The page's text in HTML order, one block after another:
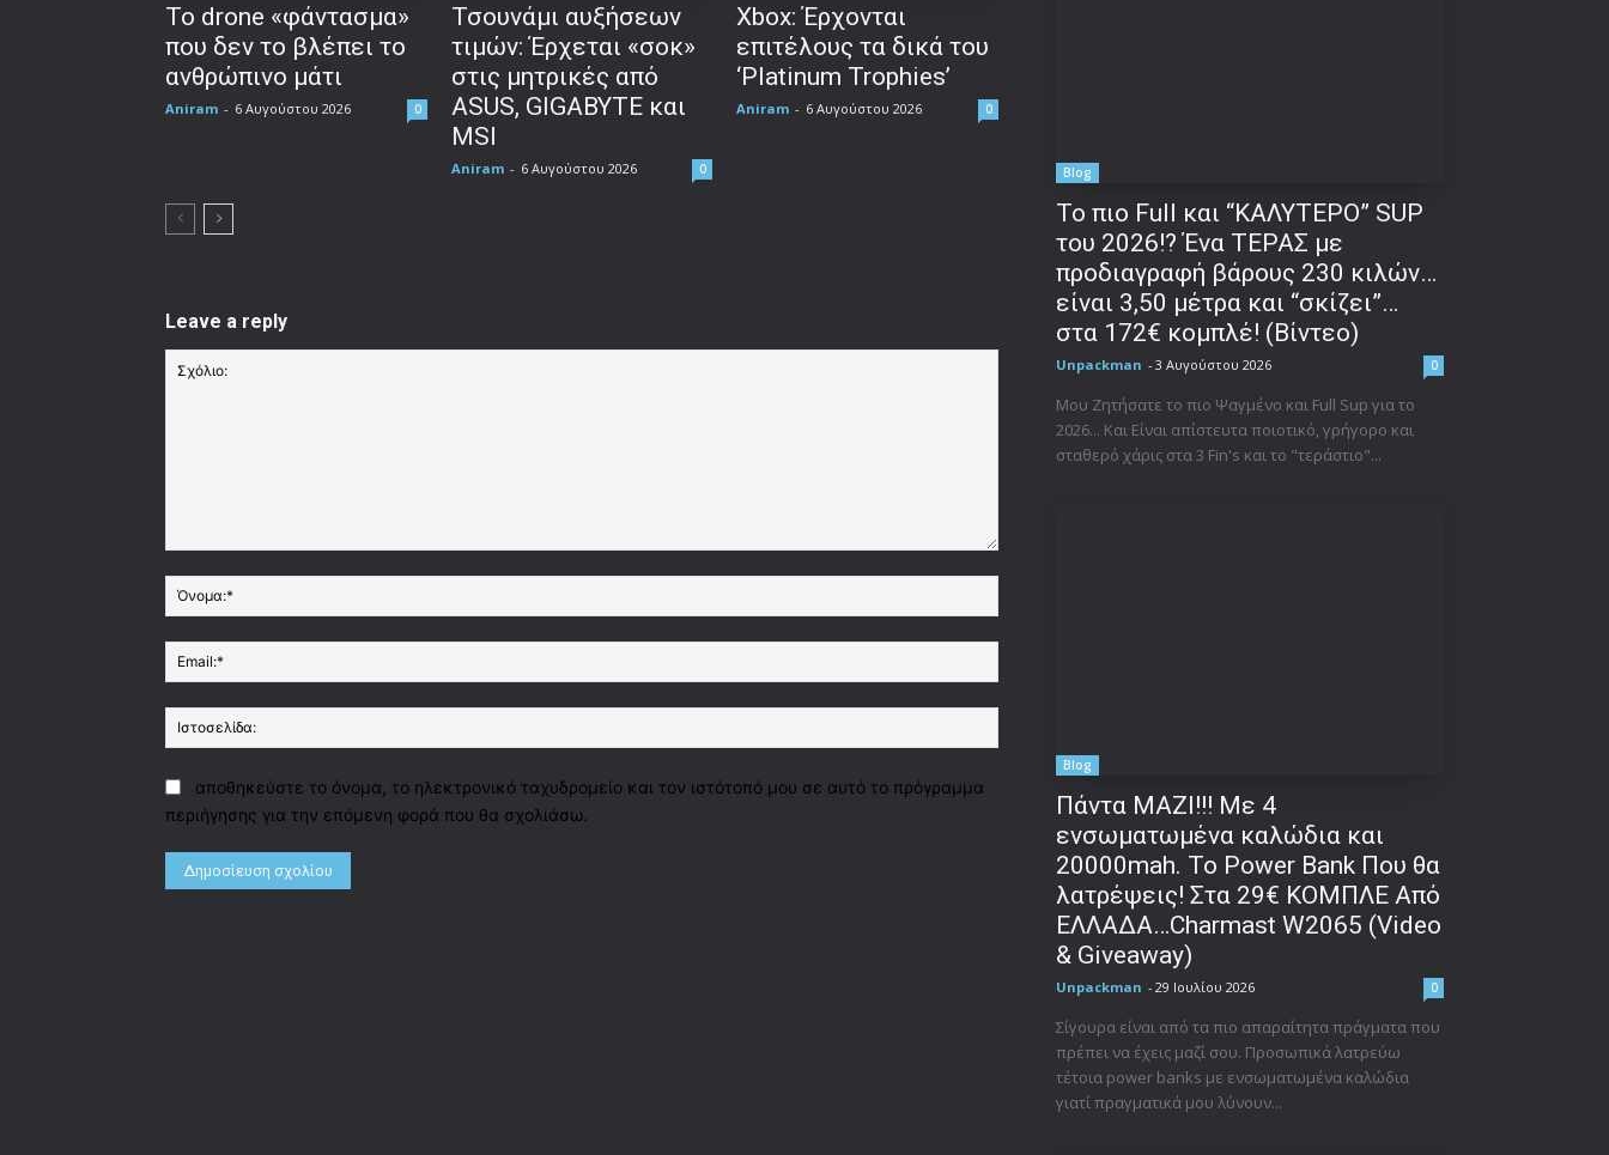
Το drone «φάντασμα»
που δεν το βλέπει το
ανθρώπινο μάτι
Aniram - 6 Αυγούστου 2026 0
Τσουνάμι αυξήσεων
τιμών: Έρχεται «σοκ»
στις μητρικές από
ASUS, GIGABYTE και
MSI
Aniram - 6 Αυγούστου 2026 0
Xbox: Έρχονται
επιτέλους τα δικά του
‘Platinum Trophies’
Aniram - 6 Αυγούστου 2026 0
Leave a reply
αποθηκεύστε το όνομα, το ηλεκτρονικό ταχυδρομείο και τον ιστότοπό μου σε αυτό το πρόγραμμα
περιήγησης για την επόμενη φορά που θα σχολιάσω.
Blog
To πιο Full και “ΚΑΛΥΤΕΡΟ” SUP
του 2026!? Ένα ΤΕΡΑΣ με
προδιαγραφή βάρους 230 κιλών…
είναι 3,50 μέτρα και “σκίζει”…
στα 172€ κομπλέ! (Βίντεο)
Unpackman - 3 Αυγούστου 2026 0
Μου Ζητήσατε το πιο Ψαγμένο και Full Sup για το
2026... Και Είναι απίστευτα ποιοτικό, γρήγορο και
σταθερό χάρις στα 3 Fin's και το "τεράστιο"...
Blog
Πάντα ΜΑΖΙ!!! Με 4
ενσωματωμένα καλώδια και
20000mah. Το Power Bank Που θα
λατρέψεις! Στα 29€ ΚΟΜΠΛΕ Από
ΕΛΛΑΔΑ…Charmast W2065 (Video
& Giveaway)
Unpackman - 29 Ιουλίου 2026 0
Σίγουρα είναι από τα πιο απαραίτητα πράγματα που
πρέπει να έχεις μαζί σου. Προσωπικά λατρεύω
τέτοια power banks με ενσωματωμένα καλώδια
γιατί πραγματικά μου λύνουν...